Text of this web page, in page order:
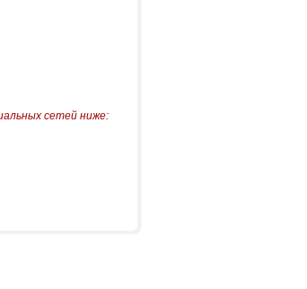
сетей ниже: